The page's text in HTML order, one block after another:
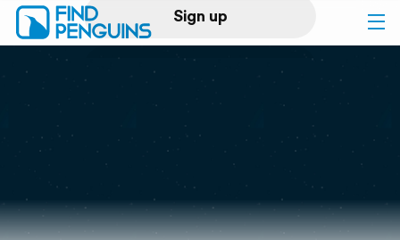
Sign up
Log in
Print a book
Flyover video